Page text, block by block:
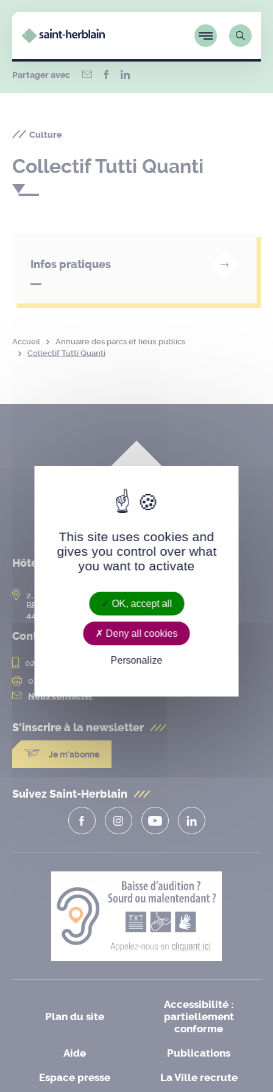
Partager avec
Culture
Collectif Tutti Quanti
Infos pratiques
Accueil
Annuaire des parcs et lieux publics
Collectif Tutti Quanti
Hôtel de ville
2, rue de l’Hôtel-de-Ville
BP 50167
44802 Saint-Herblain cedex
Contact
02 28 25 20 00
02 28 25 20 10
Nous contacter
S'inscrire à la newsletter
Je m'abonne
Suivez Saint-Herblain
Plan du site
Accessibilité :
partiellement
conforme
Aide
Publications
Espace presse
La Ville recrute
This site uses cookies and
gives you control over what
you want to activate
OK, accept all
Deny all cookies
Personalize